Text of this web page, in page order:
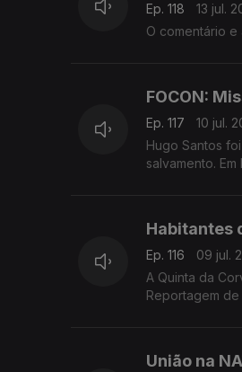
Ep. 118
13 jul.
O comentário e
FOCON:
Ep. 117
10 jul.
Hugo Santos
salvamento.
Habitantes
Ep. 116
09 jul.
A Quinta da
Reportagem de
União na